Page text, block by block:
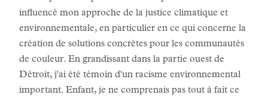
influencé mon approche de la justice climatique et
environnementale, en particulier en ce qui concerne la
création de solutions concrètes pour les communautés
de couleur. En grandissant dans la partie ouest de
Détroit, j'ai été témoin d'un racisme environnemental
important. Enfant, je ne comprenais pas tout à fait ce